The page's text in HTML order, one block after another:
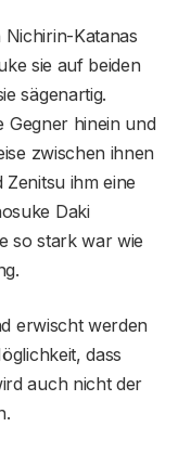
Nichirin-Katanas
sie auf beiden
sägenartig.
Gegner hinein und
zwischen ihnen
ihm eine
Daki
so stark war wie
erwischt werden
dass
auch nicht der